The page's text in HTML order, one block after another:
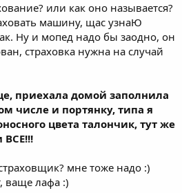
или как оно называется?
машину, щас узнаЮ
Ну и мопед надо бы заодно, он
страховка нужна на случай
приехала домой заполнила
числе и портянку, типа я
цвета талончик, тут же
ВСЕ!!!
мне тоже надо :)
ваще лафа :)